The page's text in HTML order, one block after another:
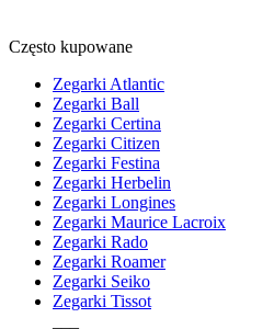
Często kupowane
Zegarki Atlantic
Zegarki Ball
Zegarki Certina
Zegarki Citizen
Zegarki Festina
Zegarki Herbelin
Zegarki Longines
Zegarki Maurice Lacroix
Zegarki Rado
Zegarki Roamer
Zegarki Seiko
Zegarki Tissot